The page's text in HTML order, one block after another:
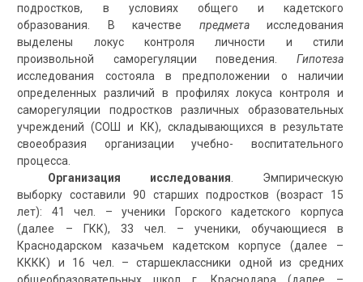
подростков, в условиях общего и кадетского
образования. В качестве предмета исследования
выделены локус контроля личности и стили
произвольной саморегуляции поведения. Гипотеза
исследования состояла в предположении о наличии
определенных различий в профилях локуса контроля и
саморегуляции подростков различных образовательных
учреждений (СОШ и КК), складывающихся в результате
своеобразия организации учебно- воспитательного
процесса.
Организация исследования. Эмпирическую
выборку составили 90 старших подростков (возраст 15
лет): 41 чел. – ученики Горского кадетского корпуса
(далее – ГКК), 33 чел. – ученики, обучающиеся в
Краснодарском казачьем кадетском корпусе (далее –
КККК) и 16 чел. – старшеклассники одной из средних